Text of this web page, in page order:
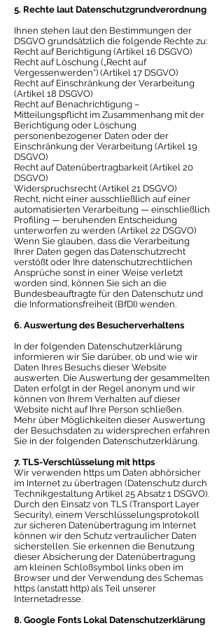
5. Rechte laut Datenschutzgrundverordnung
Ihnen stehen laut den Bestimmungen der
DSGVO grundsätzlich die folgende Rechte zu:
Recht auf Berichtigung (Artikel 16 DSGVO)
Recht auf Löschung („Recht auf
Vergessenwerden“) (Artikel 17 DSGVO)
Recht auf Einschränkung der Verarbeitung
(Artikel 18 DSGVO)
Recht auf Benachrichtigung –
Mitteilungspflicht im Zusammenhang mit der
Berichtigung oder Löschung
personenbezogener Daten oder der
Einschränkung der Verarbeitung (Artikel 19
DSGVO)
Recht auf Datenübertragbarkeit (Artikel 20
DSGVO)
Widerspruchsrecht (Artikel 21 DSGVO)
Recht, nicht einer ausschließlich auf einer
automatisierten Verarbeitung — einschließlich
Profiling — beruhenden Entscheidung
unterworfen zu werden (Artikel 22 DSGVO)
Wenn Sie glauben, dass die Verarbeitung
Ihrer Daten gegen das Datenschutzrecht
verstößt oder Ihre datenschutzrechtlichen
Ansprüche sonst in einer Weise verletzt
worden sind, können Sie sich an die
Bundesbeauftragte für den Datenschutz und
die Informationsfreiheit (BfDI) wenden.
6. Auswertung des Besucherverhaltens
In der folgenden Datenschutzerklärung
informieren wir Sie darüber, ob und wie wir
Daten Ihres Besuchs dieser Website
auswerten. Die Auswertung der gesammelten
Daten erfolgt in der Regel anonym und wir
können von Ihrem Verhalten auf dieser
Website nicht auf Ihre Person schließen.
Mehr über Möglichkeiten dieser Auswertung
der Besuchsdaten zu widersprechen erfahren
Sie in der folgenden Datenschutzerklärung.
7. TLS-Verschlüsselung mit https
Wir verwenden https um Daten abhörsicher
im Internet zu übertragen (Datenschutz durch
Technikgestaltung Artikel 25 Absatz 1 DSGVO).
Durch den Einsatz von TLS (Transport Layer
Security), einem Verschlüsselungsprotokoll
zur sicheren Datenübertragung im Internet
können wir den Schutz vertraulicher Daten
sicherstellen. Sie erkennen die Benutzung
dieser Absicherung der Datenübertragung
am kleinen Schloßsymbol links oben im
Browser und der Verwendung des Schemas
https (anstatt http) als Teil unserer
Internetadresse.
8. Google Fonts Lokal Datenschutzerklärung